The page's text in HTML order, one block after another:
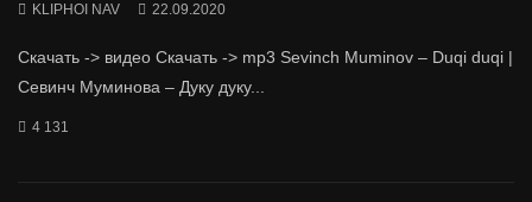
KLIPHOI NAV 22.09.2020
Скачать -> видео Скачать -> mp3 Sevinch Muminov – Duqi duqi |
Севинч Муминова – Дуку дуку...
4 131